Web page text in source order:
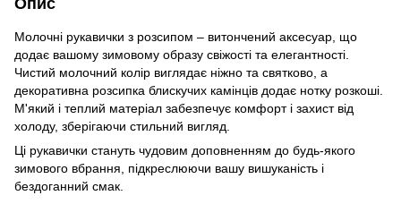
Молочні рукавички з розсипом – витончений аксесуар, що
додає вашому зимовому образу свіжості та елегантності.
Чистий молочний колір виглядає ніжно та святково, а
декоративна розсипка блискучих камінців додає нотку розкоші.
М'який і теплий матеріал забезпечує комфорт і захист від
холоду, зберігаючи стильний вигляд.
Ці рукавички стануть чудовим доповненням до будь-якого
зимового вбрання, підкреслюючи вашу вишуканість і
бездоганний смак.